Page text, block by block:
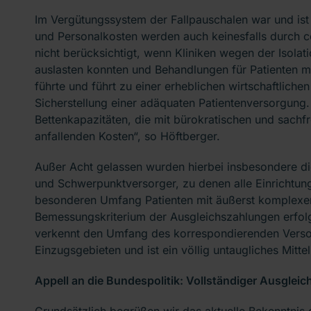
Im Vergütungssystem der Fallpauschalen war und
und Personalkosten werden auch keinesfalls durch
nicht berücksichtigt, wenn Kliniken wegen der
auslasten konnten und Behandlungen für Patienten
führte und führt zu einer erheblichen
Sicherstellung einer adäquaten
Bettenkapazitäten, die mit bürokratischen und
anfallenden Kosten“, so Höftberger.
Außer Acht gelassen wurden hierbei insbesondere
und Schwerpunktversorger, zu denen alle
besonderen Umfang Patienten mit äußerst
Bemessungskriterium der Ausgleichszahlungen
verkennt den Umfang des korrespondierenden
Einzugsgebieten und ist ein völlig untaugliches
Appell an die Bundespolitik: Vollständiger